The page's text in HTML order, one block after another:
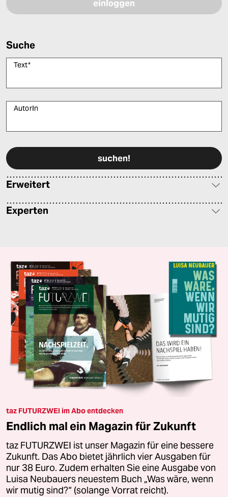
Suche
Text*
AutorIn
Erweitert
Experten
taz FUTURZWEI im Abo entdecken
Endlich mal ein Magazin für Zukunft
taz FUTURZWEI ist unser Magazin für eine bessere
Zukunft. Das Abo bietet jährlich vier Ausgaben für
nur 38 Euro. Zudem erhalten Sie eine Ausgabe von
Luisa Neubauers neuestem Buch „Was wäre, wenn
wir mutig sind?“ (solange Vorrat reicht).